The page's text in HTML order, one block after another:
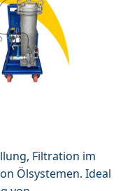
Filtration im
Ölsystemen. Ideal